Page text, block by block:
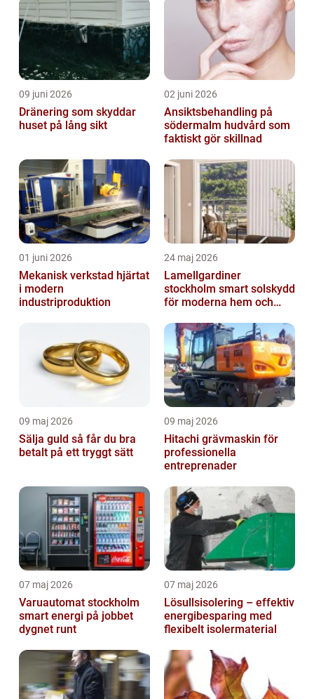
09 juni 2026
Dränering som skyddar
huset på lång sikt
02 juni 2026
Ansiktsbehandling på
södermalm hudvård som
faktiskt gör skillnad
01 juni 2026
Mekanisk verkstad hjärtat
i modern
industriproduktion
24 maj 2026
Lamellgardiner
stockholm smart solskydd
för moderna hem och
09 maj 2026
Sälja guld så får du bra
betalt på ett tryggt sätt
09 maj 2026
Hitachi grävmaskin för
professionella
entreprenader
07 maj 2026
Varuautomat stockholm
smart energi på jobbet
dygnet runt
07 maj 2026
Lösullsisolering – effektiv
energibesparing med
flexibelt isolermaterial